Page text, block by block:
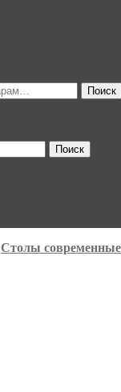
Поиск
Поиск
Столы современные